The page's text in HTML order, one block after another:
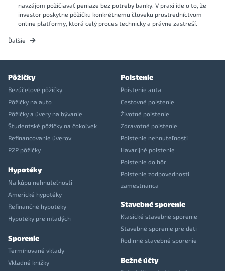
navzájom požičiavať peniaze bez potreby banky. V praxi ide o to, že
investor poskytne pôžičku konkrétnemu človeku prostredníctvom
online platformy, ktorá celý proces technicky a právne zastreší.
Ďalšie
Pôžičky
Bezúčelové pôžičky
Pôžičky na auto
Pôžičky a úvery na bývanie
Študentské pôžičky na čokoľvek
Refinancovanie úverov
P2P pôžičky
Hypotéky
Na kúpu nehnuteľnosti
Americké hypotéky
Refinančné hypotéky
Hypotéky pre mladých
Sporenie
Termínované vklady
Vkladné knížky
Poistenie
Poistenie auta
Cestovné poistenie
Životné poistenie
Zdravotné poistenie
Poistenie nehnuteľnosti
Havarijné poistenie
Poistenie do hôr
Poistenie zodpovednosti
zamestnanca
Stavebné sporenie
Klasické stavebné sporenie
Stavebné sporenie pre deti
Rodinné stavebné sporenie
Bežné účty